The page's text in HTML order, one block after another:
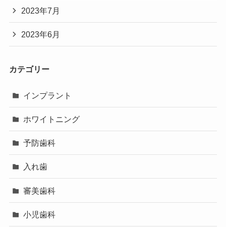
2023年7月
2023年6月
カテゴリー
インプラント
ホワイトニング
予防歯科
入れ歯
審美歯科
小児歯科